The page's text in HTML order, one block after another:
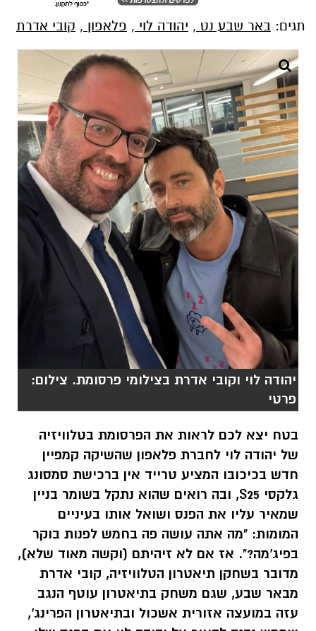
יהודה לוי וקובי אדרת בצילומי פרסומת. צילום:
פרטי
בטח יצא לכם לראות את הפרסומת בטלוויזיה
של יהודה לוי לחברת פלאפון שהשיקה קמפיין
חדש בכיכובו המציע טרייד אין ברכישת סמסונג
שמאיר עליו את הפנס ושואל אותו בעיניים
המומות: "מה אתה עושה פה בחמש לפנות בוקר
בפיג'מה?". אז אם לא זיהיתם (וקשה מאוד שלא),
מדובר בשחקן תיאטרון הטלוויזיה, קובי אדרת
מבאר שבע, שגם משחק בתיאטרון עוטף הנגב
עזה במועצה אזורית אשכול ובתיאטרון הפרינג',
שממש נהנה להאיר על יהודה לוי את הפנס שלו
ולהעניק לו צביטה בלחי. הרמנו טלפון לאדרת
לברר כמה טייקים היו צריכים שם כדי שתצא
צביטה ראויה לאושיה.